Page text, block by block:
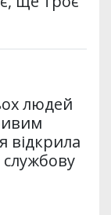
людей
відкрила